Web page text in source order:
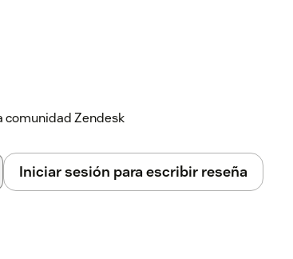
comunidad Zendesk
Iniciar sesión para escribir reseña